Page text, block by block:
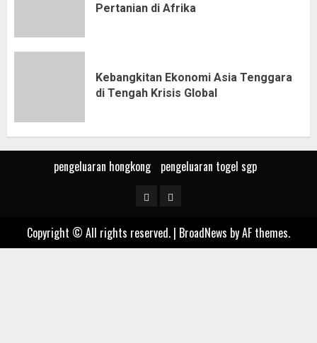
Pertanian di Afrika
Kebangkitan Ekonomi Asia Tenggara
di Tengah Krisis Global
pengeluaran hongkong pengeluaran togel sgp
pengeluaran
pengeluaran
sgp
Copyright © All rights reserved. | BroadNews by AF themes.